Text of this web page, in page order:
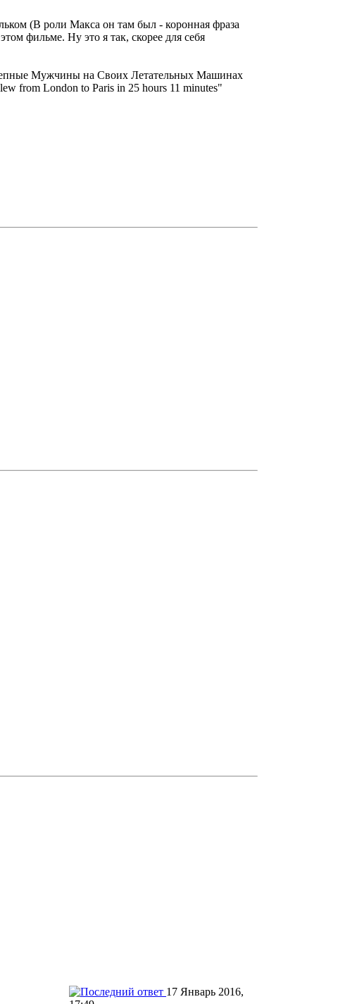
(В роли Макса он там был - коронная фраза
фильме. Ну это я так, скорее для себя
Мужчины на Своих Летательных Машинах
from London to Paris in 25 hours 11 minutes"
17 Январь 2016,